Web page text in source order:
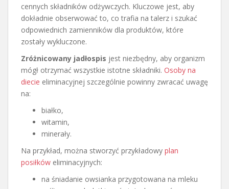
cennych składników odżywczych. Kluczowe jest, aby
dokładnie obserwować to, co trafia na talerz i szukać
odpowiednich zamienników dla produktów, które
zostały wykluczone.
Zróżnicowany jadłospis jest niezbędny, aby organizm
mógł otrzymać wszystkie istotne składniki. Osoby na
diecie eliminacyjnej szczególnie powinny zwracać uwagę
na:
białko,
witamin,
minerały.
Na przykład, można stworzyć przykładowy plan
posiłków eliminacyjnych:
na śniadanie owsianka przygotowana na mleku